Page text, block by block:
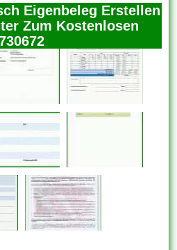
Eigenbeleg Erstellen
Zum Kostenlosen